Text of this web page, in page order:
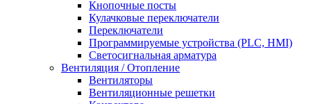
Кнопочные посты
Кулачковые переключатели
Переключатели
Программируемые устройства (PLC, HMI)
Светосигнальная арматура
Вентиляция / Отопление
Вентиляторы
Вентиляционные решетки